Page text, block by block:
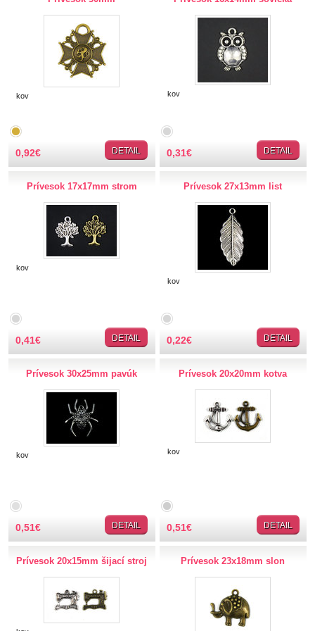
Dekorácie
Gombíky
Hobby
Ihly a špendlíky
Krajčírske potreby
Lemovky
Nášivky a Nažehlovačky
Nite a Priadze
Perie, pierka, perá
Polotovary
SLOVAKIA
Spony a zapínania
Stuhy
kov
0,92€ DETAIL
kov
0,31€ DETAIL
Prívesok 17x17mm strom
kov
0,41€ DETAIL
Prívesok 27x13mm list
kov
0,22€ DETAIL
Prívesok 30x25mm pavúk
kov
0,51€ DETAIL
Prívesok 20x20mm kotva
kov
0,51€ DETAIL
Prívesok 20x15mm šijací stroj Prívesok 23x18mm slon